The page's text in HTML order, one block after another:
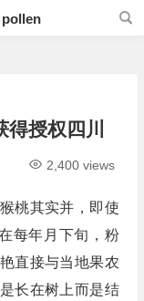
授权四川
2,400 views
桃其实并，即使
每年月下旬，粉
直接与当地果农
长在树上而是结